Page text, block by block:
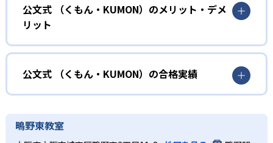
しさを経験できる。
ルステップで進んでいけるよう工夫されている。このスタ
イルは子どもの学習意欲をかき立てるため、教えてもらう
という受け身の姿勢ではなく、自ら進んで学ぶ姿勢を身に
つけられるだろう。
また、自学学習スタイルで学ぶ子どもたちは、自らの学習
小学校に入る準備をしたい幼児向け
KUMONでは細かいステップに分かれた教材で、わかる楽し
さを経験しながら無理なく力を高めていける。
性格や学習への取り組み姿勢に合わせて内容も調整するた
め、小学校に入ってもつまずきにくい学力を身につけられ
るだろう。
中学に向けて苦手教科を克服したい子ども向け
公文式 （くもん・KUMON）のメリット・デメ
リット
どんなメリットがある？
KUMONでは自学自習スタイルで勉強するため、集中力や目
標に向かって頑張りやり抜く力を育むことができる。ま
た、年齢や学年にとらわれずに自分の学力に相応したレベ
ルから学習できるため、難しすぎてやる気を損ねたり、簡
単すぎて退屈することもない。
公文式 （くもん・KUMON）の合格実績
KUMONは、公式サイトでは合格実績は公開していない。志
鴫野東教室